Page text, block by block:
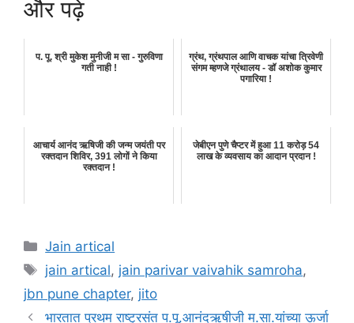
और पढ़े
प. पू. श्री मुकेश मुनीजी म सा - गुरुविणा
गती नाही !
ग्रंथ, ग्रंथपाल आणि वाचक यांचा त्रिवेणी
संगम म्हणजे ग्रंथालय - डॉ अशोक कुमार
पगारिया !
आचार्य आनंद ऋषिजी की जन्म जयंती पर
रक्तदान शिविर, 391 लोगों ने किया
रक्तदान !
जेबीएन पुणे चैप्टर में हुआ 11 करोड़ 54
लाख के व्यवसाय का आदान प्रदान !
Categories
Jain artical
Tags
jain artical, jain parivar vaivahik samroha,
jbn pune chapter, jito
भारतात प्रथम राष्ट्रसंत प.पू.आनंदऋषीजी म.सा.यांच्या ऊर्जा